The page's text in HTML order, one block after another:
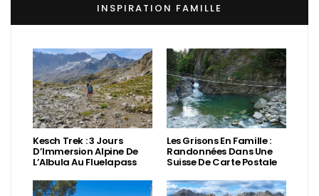
INSPIRATION FAMILLE
Kesch Trek : 3 Jours
D’Immersion Alpine De
L’Albula Au Fluelapass
Les Grisons En Famille :
Randonnées Dans Une
Suisse De Carte Postale